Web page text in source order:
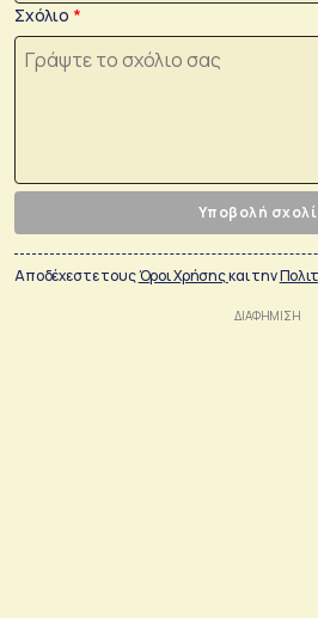
Σχόλιο
Υποβολή
Αποδέχεστε τουςΌροι Χρήσηςκαι την